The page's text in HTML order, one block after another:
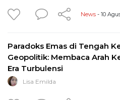
News - 10
Paradoks Emas di Tengah
Geopolitik: Membaca Arah
Era Turbulensi
Lisa Emilda